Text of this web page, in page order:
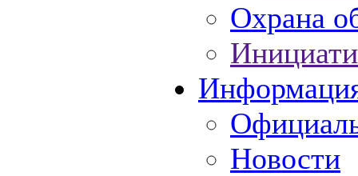
Охрана
Новости